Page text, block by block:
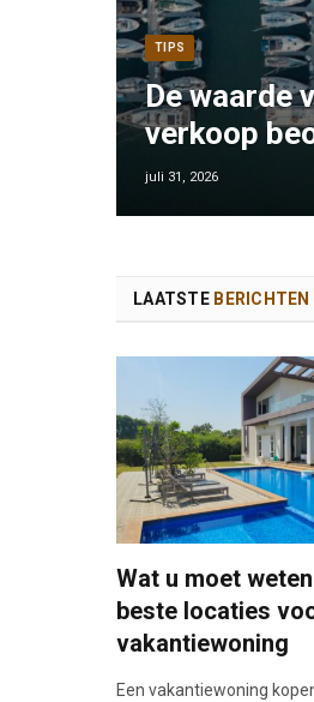
TIPS
De waarde
verkoop
juli 31, 2026
LAATSTEBERICHTEN
Wat u moet
beste locaties
vakantiewoning
Een vakantiewoning